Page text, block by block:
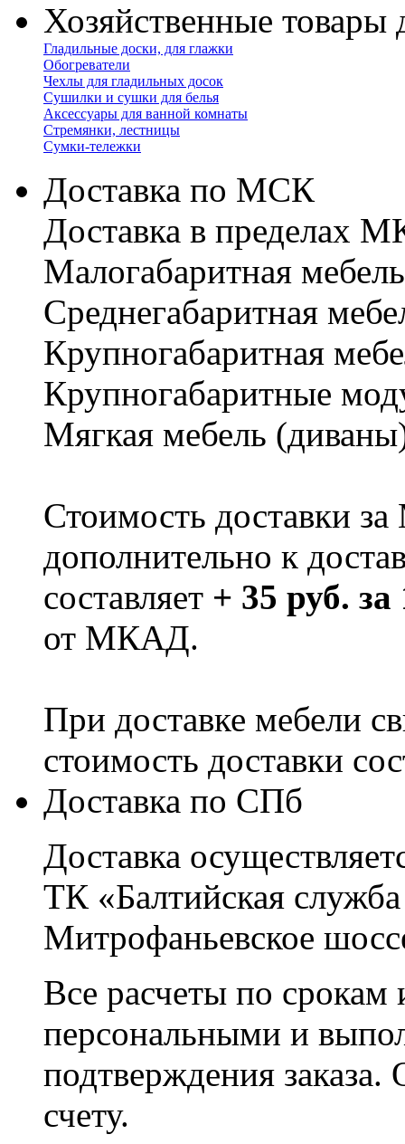
Хозяйственные товары
Гладильные доски, для глажки
Обогреватели
Чехлы для гладильных досок
Сушилки и сушки для белья
Аксессуары для ванной комнаты
Стремянки, лестницы
Сумки-тележки
Доставка по МСК
Доставка в пределах
Малогабаритная
Cреднегабаритная
Крупногабаритная
Крупногабаритные
Мягкая мебель
Стоимость доставки
дополнительно к
составляет + 35 руб.
от МКАД.
При доставке мебели
стоимость доставки
Доставка по СПб
Доставка
ТК «Балтийская
Митрофаньевское
Все расчеты по срокам
персональными и
подтверждения заказа.
счету.